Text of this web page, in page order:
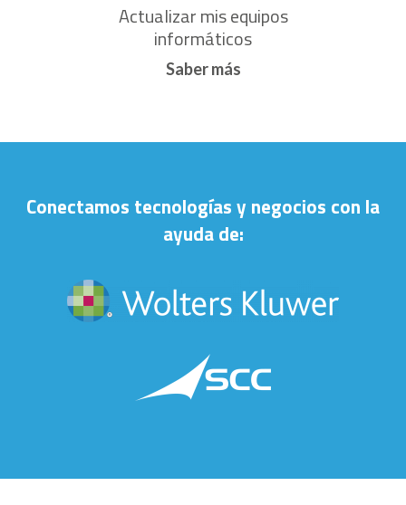
Actualizar mis equipos
informáticos
Saber más
Conectamos tecnologías y negocios con la
ayuda de: